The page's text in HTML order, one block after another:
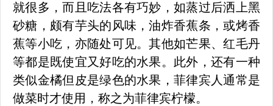
就很多，而且吃法各有巧妙，如蒸过后洒上黑
砂糖，颇有芋头的风味，油炸香蕉条，或烤香
蕉等小吃，亦随处可见。其他如芒果、红毛丹
等都是既使宜又好吃的水果。此外，还有一种
类似金橘但皮是绿色的水果，菲律宾人通常是
做菜时才使用，称之为菲律宾柠檬。